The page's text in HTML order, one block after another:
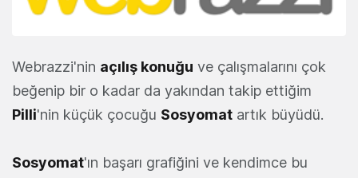
Webrazzi'nin açılış konuğu ve çalışmalarını çok
beğenip bir o kadar da yakından takip ettiğim
Pilli'nin küçük çocuğu Sosyomat artık büyüdü.
Sosyomat'ın başarı grafiğini ve kendimce bu